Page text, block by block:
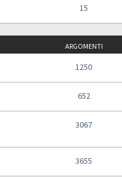
15
ARGOMENTI
1250
652
3067
3655